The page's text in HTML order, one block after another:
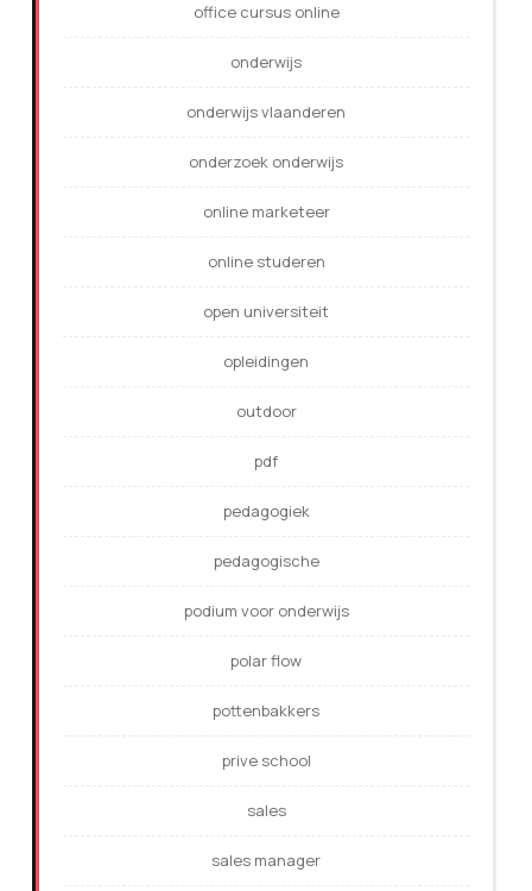
office cursus online
onderwijs
onderwijs vlaanderen
onderzoek onderwijs
online marketeer
online studeren
open universiteit
opleidingen
outdoor
pdf
pedagogiek
pedagogische
podium voor onderwijs
polar flow
pottenbakkers
prive school
sales
sales manager